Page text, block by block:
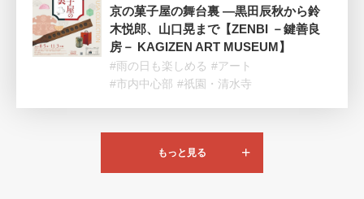
京の菓子屋の舞台裏 —黒田辰秋から鈴
木悦郎、山口晃まで【ZENBI －鍵善良
房－ KAGIZEN ART MUSEUM】
#雨の日も楽しめる #アート
#市内中心部 #祇園・清水寺
もっと見る